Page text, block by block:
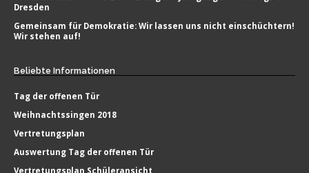
Dresden
Gemeinsam für Demokratie: Wir lassen uns nicht einschüchtern!
Wir stehen auf!
Beliebte Informationen
Tag der offenen Tür
Weihnachtssingen 2018
Vertretungsplan
Auswertung Tag der offenen Tür
Vertretungsplan Schüleransicht